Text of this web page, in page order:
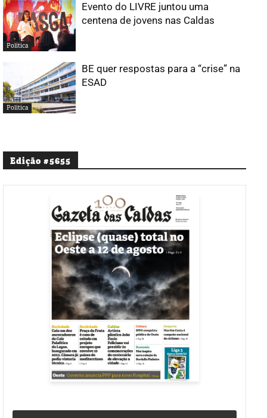
Política
Evento do LIVRE juntou uma
centena de jovens nas Caldas
Política
BE quer respostas para a “crise” na
ESAD
Edição #5655